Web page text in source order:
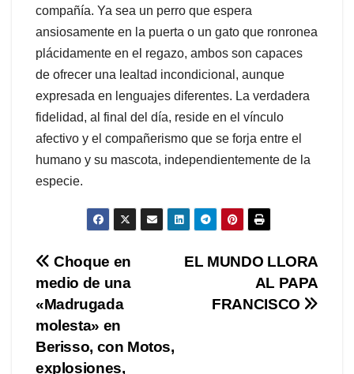
compañía. Ya sea un perro que espera
ansiosamente en la puerta o un gato que ronronea
plácidamente en el regazo, ambos son capaces
de ofrecer una lealtad incondicional, aunque
expresada en lenguajes diferentes. La verdadera
fidelidad, al final del día, reside en el vínculo
afectivo y el compañerismo que se forja entre el
humano y su mascota, independientemente de la
especie.
Navegación
de
entradas
EL MUNDO LLORA
AL PAPA
FRANCISCO
Choque en
medio de una
«Madrugada
molesta» en
Berisso, con Motos,
explosiones,